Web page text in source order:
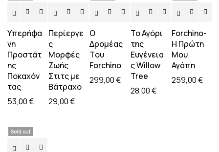
Υπερήφα
νη
Προστάτ
ης
Ποκαχόν
τας
53,00€
Περίεργε
ς
Μορφές
Ζωής
Στιτς με
Βάτραχο
29,00€
Ο
Δρομέας
Tου
Forchino
299,00€
Το Αγόρι
της
Ευγένεια
ς Willow
Tree
28,00€
Forchino-
Η Πρώτη
Μου
Αγάπη
259,00€
Sold out